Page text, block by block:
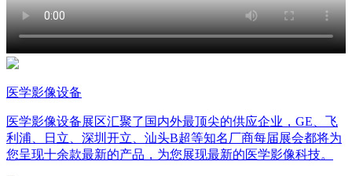
医学影像设备
医学影像设备展区汇聚了国内外最顶尖的供应企业，GE、飞
利浦、日立、深圳开立、汕头B超等知名厂商每届展会都将为
您呈现十余款最新的产品，为您展现最新的医学影像科技。